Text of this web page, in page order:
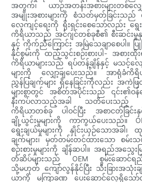
အတွက်၊ ယာဉ်အတန်းအစားများတစ်
အမျိုးအစားများကို စံသတ်မှတ်ခြင်းသည်
လေ့ကျင့်ရေးကို ရိုးရှင်းစေသော်လည်း ရွ
ကိရိယာသည် အင်ဂျင်တစ်ခုစီ၏ စီးဆင်းမှုနှ
နှင့် ကိုက်ညီကြောင်း အမြဲသေချာစေပါ။ ပ
နိုင်စွမ်းကို ထည့်သွင်းစဉ်းစားပါ- အစာ
ကိရိယာများသည် ရပ်တန့်ချိန်နှင့် မသင့်လ
များကို လျှော့ချပေးသည်။ အာရုံခံကိရိ
ညွှန်ပြချက်များ ရှိနေခြင်းကိုလည်း အကဲ
များစွာတွင် အစိတ်အပိုင်းသည် ၎င်း၏ဝ
နီးကပ်လာသည့်အခါ သတိပေးသည့် ကွဲပ
ကိရိယာတစ်ခု ပါဝင်ပြီး အစာငတ်ခြင်း
ချို့ယွင်းမှုများကို ကာကွယ်ပေးသည်။
ရွေးချယ်မှုများကို နှိုင်းယှဉ်သောအ
ချက်များ၊ မှတ်တမ်းတင်ထားသော စမ်
စဉ်းစားမှုများကို ချိန်ဆပါ။ အရည်အသွေး
တံဆိပ်များသည် OEM စွမ်းဆော
သို့မဟုတ် ကျော်လွန်နိုင်ပြီး သီးခြားအသုံး
ယာကို မကြာခဏ ပေးဆောင်လေ့ရှိ